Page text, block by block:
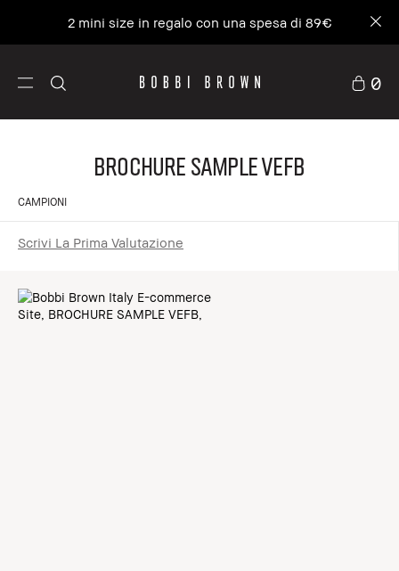
2 mini size in regalo con una spesa di 89€
0
BROCHURE SAMPLE VEFB
CAMPIONI
Scrivi La Prima Valutazione